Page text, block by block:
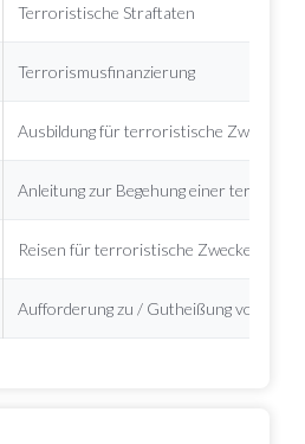
Terroristische Straftaten
Terrorismusfinanzierung
Ausbildung für terroristische Zwecke
Anleitung zur Begehung einer
Reisen für terroristische Zwecke
Aufforderung zu / Gutheißung von